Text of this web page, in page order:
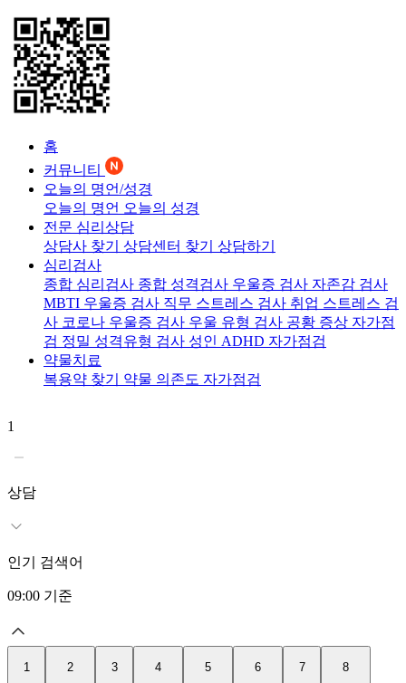
홈
커뮤니티
오늘의 명언/성경
오늘의 명언 오늘의 성경
전문 심리상담
상담사 찾기 상담센터 찾기 상담하기
심리검사
종합 심리검사 종합 성격검사 우울증 검사 자존감 검사
MBTI 우울증 검사 직무 스트레스 검사 취업 스트레스 검
사 코로나 우울증 검사 우울 유형 검사 공황 증상 자가점
검 정밀 성격유형 검사 성인 ADHD 자가점검
약물치료
복용약 찾기 약물 의존도 자가점검
1
상담
인기 검색어
09:00 기준
1 2 3 4 5 6 7 8